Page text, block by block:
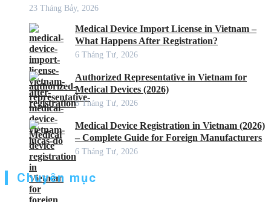
23 Tháng Bảy, 2026
Medical Device Import License in Vietnam –
What Happens After Registration?
6 Tháng Tư, 2026
Authorized Representative in Vietnam for
Medical Devices (2026)
6 Tháng Tư, 2026
Medical Device Registration in Vietnam (2026)
– Complete Guide for Foreign Manufacturers
6 Tháng Tư, 2026
Chuyên mục